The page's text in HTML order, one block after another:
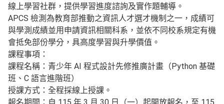
線上學習社群，提供學習進度諮詢及實作題輔導。
APCS 檢測為教育部推動之資訊人才選才機制之一，成績可
與學測成績並用申請資訊相關科系，並依不同校系規定有機
會抵免部份學分，具高度學習與升學價值。
課程事項：
課程名稱：青少年 AI 程式設計先修推廣計畫（Python 基礎
班、C 語言進階班）
授課方式：全程採線上授課。